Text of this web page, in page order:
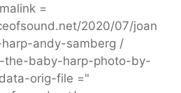
=
2020/07/joan
andy-samberg /
the-baby-harp-photo-by-
orig-file ="